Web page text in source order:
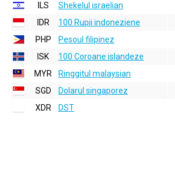
ILS
Shekelul israelian
IDR
100 Rupii indoneziene
PHP
Pesoul filipinez
ISK
100 Coroane islandeze
MYR
Ringgitul malaysian
SGD
Dolarul singaporez
XDR
DST